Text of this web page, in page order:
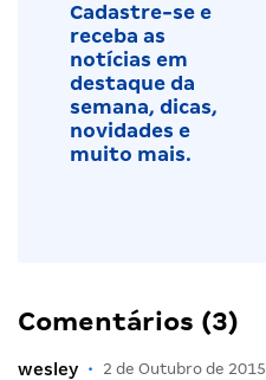
Cadastre-se e
receba as
notícias em
destaque da
semana, dicas,
novidades e
muito mais.
Comentários (3)
wesley • 2 de Outubro de 2015